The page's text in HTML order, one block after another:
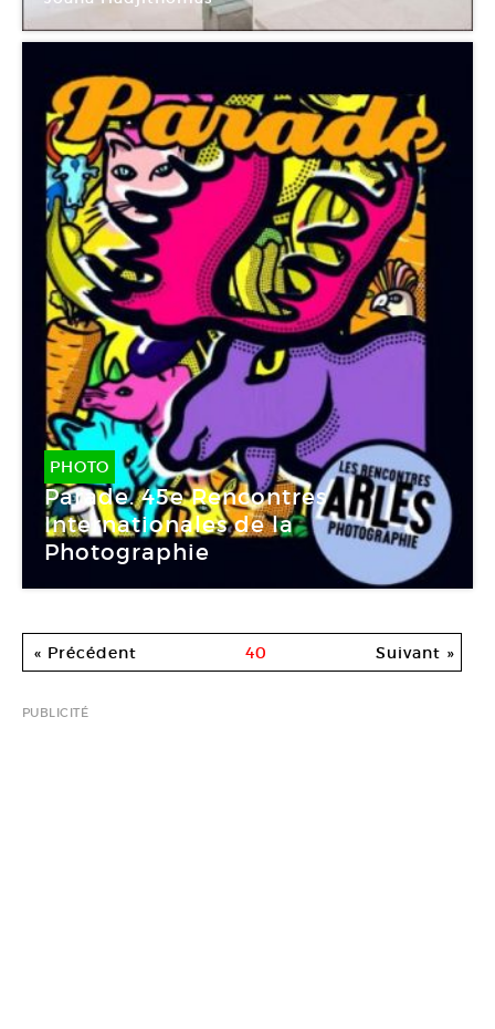
PHOTO
Parade. 45e Rencontres
Internationales de la
Photographie
« Précédent 40 Suivant »
PUBLICITÉ